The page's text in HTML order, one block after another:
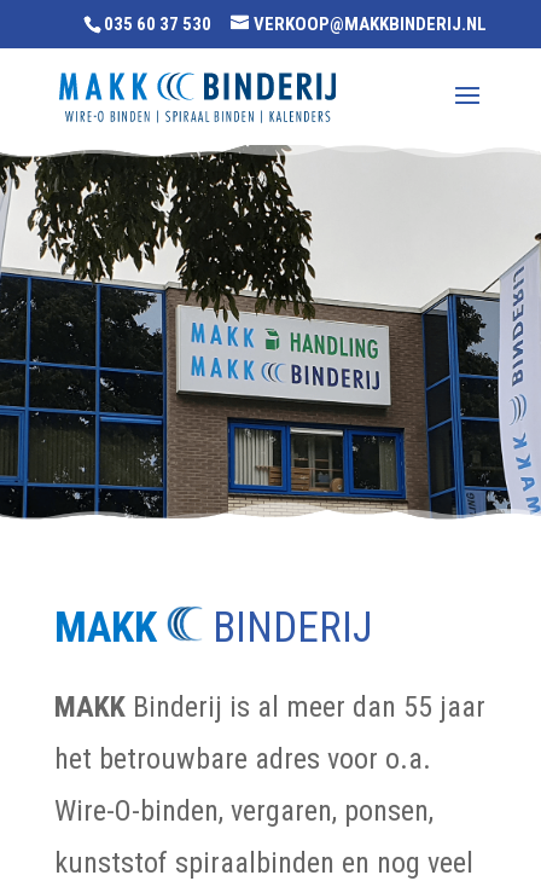
035 60 37 530 VERKOOP@MAKKBINDERIJ.NL
MAKK BINDERIJ
MAKKBinderij is al meer dan 55 jaar
het betrouwbare adres voor o.a.
Wire-O-binden, vergaren, ponsen,
kunststof spiraalbinden en nog veel